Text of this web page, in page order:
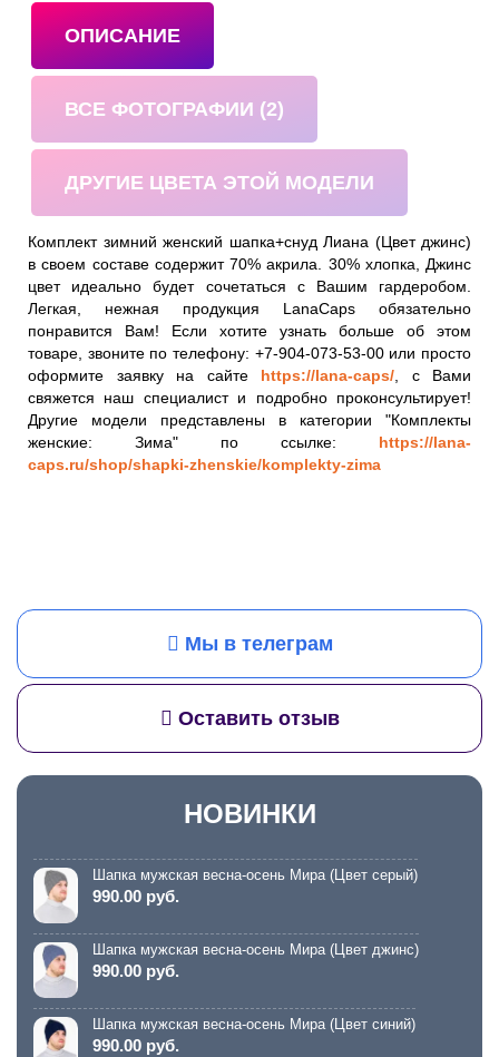
ОПИСАНИЕ
ВСЕ ФОТОГРАФИИ (2)
ДРУГИЕ ЦВЕТА ЭТОЙ МОДЕЛИ
Комплект зимний женский шапка+снуд Лиана (Цвет джинс)
в своем составе содержит 70% акрила. 30% хлопка, Джинс
цвет идеально будет сочетаться с Вашим гардеробом.
Легкая, нежная продукция LanaCaps обязательно
понравится Вам! Если хотите узнать больше об этом
товаре, звоните по телефону: +7-904-073-53-00 или просто
оформите заявку на сайте https://lana-caps/, с Вами
свяжется наш специалист и подробно проконсультирует!
Другие модели представлены в категории "Комплекты
женские: Зима" по ссылке: https://lana-
caps.ru/shop/shapki-zhenskie/komplekty-zima
Мы в телеграм
Оставить отзыв
НОВИНКИ
Шапка мужская весна-осень Мира (Цвет серый)
990.00 руб.
Шапка мужская весна-осень Мира (Цвет джинс)
990.00 руб.
Шапка мужская весна-осень Мира (Цвет синий)
990.00 руб.